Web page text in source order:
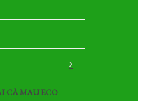
CÀ MAU ECO